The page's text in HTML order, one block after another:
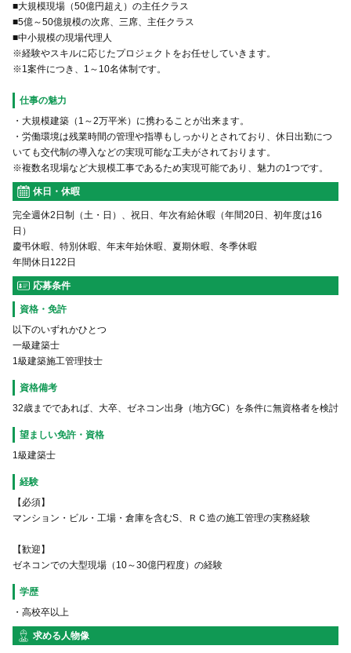
■大規模現場（50億円超え）の主任クラス
■5億～50億規模の次席、三席、主任クラス
■中小規模の現場代理人
※経験やスキルに応じたプロジェクトをお任せしていきます。
※1案件につき、1～10名体制です。
仕事の魅力
・大規模建築（1～2万平米）に携わることが出来ます。
・労働環境は残業時間の管理や指導もしっかりとされており、休日出勤につ
いても交代制の導入などの実現可能な工夫がされております。
※複数名現場など大規模工事であるため実現可能であり、魅力の1つです。
休日・休暇
完全週休2日制（土・日）、祝日、年次有給休暇（年間20日、初年度は16
日）
慶弔休暇、特別休暇、年末年始休暇、夏期休暇、冬季休暇
年間休日122日
応募条件
資格・免許
以下のいずれかひとつ
一級建築士
1級建築施工管理技士
資格備考
32歳までであれば、大卒、ゼネコン出身（地方GC）を条件に無資格者を検討
望ましい免許・資格
1級建築士
経験
【必須】
マンション・ビル・工場・倉庫を含むS、ＲＣ造の施工管理の実務経験
【歓迎】
ゼネコンでの大型現場（10～30億円程度）の経験
学歴
・高校卒以上
求める人物像